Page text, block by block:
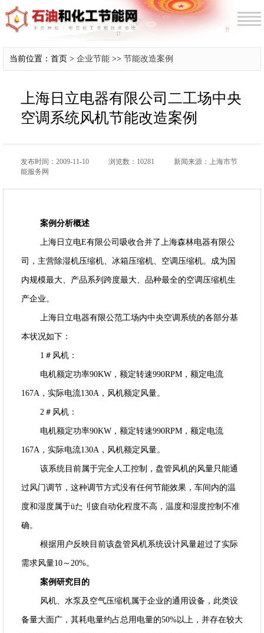
当前位置：首页 > 企业节能 >> 节能改造案例
上海日立电器有限公司二工场中央
空调系统风机节能改造案例
发布时间：2009-11-10 浏览数：10281
新闻来源：上海市节
能服务网
案例分析概述
上海日立电E有限公司吸收合并了上海森林电器有限公
司，主营除湿机压缩机、冰箱压缩机、空调压缩机。成为国
内规模最大、产品系列跨度最大、品种最全的空调压缩机生
产企业。
上海日立电器有限公范工场内中央空调系统的各部分基
本状况如下：
1＃风机：
电机额定功率90KW，额定转速990RPM，额定电流
167A，实际电流130A，风机额定风量。
2＃风机：
电机额定功率90KW，额定转速990RPM，额定电流
167A，实际电流130A，风机额定风量。
该系统目前属于完全人工控制，盘管风机的风量只能通
过风门调节，这种调节方式没有任何节能效果，车间内的温
度和湿度属于üた刂疲自动化程度不高，温度和湿度控制不准
确。
根据用户反映目前该盘管风机系统设计风量超过了实际
需求风量10～20%。
案例研究目的
风机、水泵及空气压缩机属于企业的通用设备，此类设
备量大面广，其耗电量约占总用电量的50%以上，并存在较大